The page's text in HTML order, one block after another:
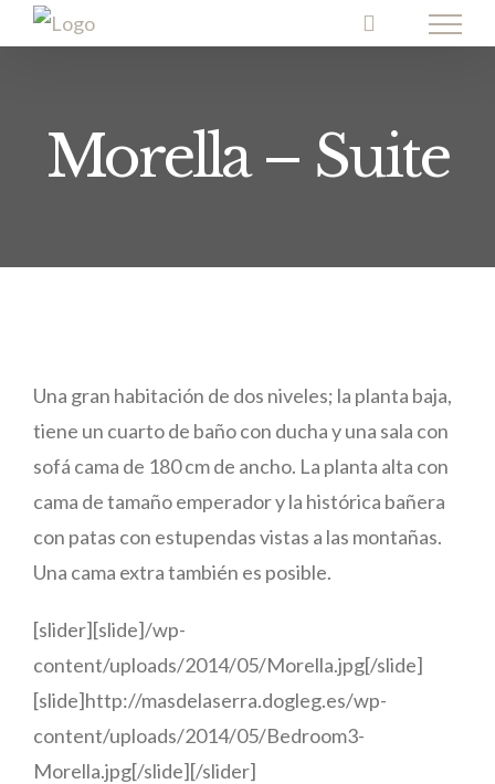
Skip
to
Morella – Suite
Una gran habitación de dos niveles; la planta baja,
tiene un cuarto de baño con ducha y una sala con
sofá cama de 180 cm de ancho. La planta alta con
cama de tamaño emperador y la histórica bañera
con patas con estupendas vistas a las montañas.
Una cama extra también es posible.
[slider][slide]/wp-
content/uploads/2014/05/Morella.jpg[/slide]
[slide]http://masdelaserra.dogleg.es/wp-
content/uploads/2014/05/Bedroom3-
Morella.jpg[/slide][/slider]